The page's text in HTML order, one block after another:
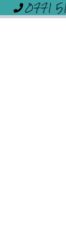
0771